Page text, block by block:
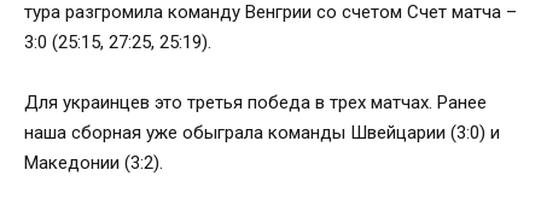
тура разгромила команду Венгрии со счетом Счет матча –
3:0 (25:15, 27:25, 25:19).
Для украинцев это третья победа в трех матчах. Ранее
наша сборная уже обыграла команды Швейцарии (3:0) и
Македонии (3:2).